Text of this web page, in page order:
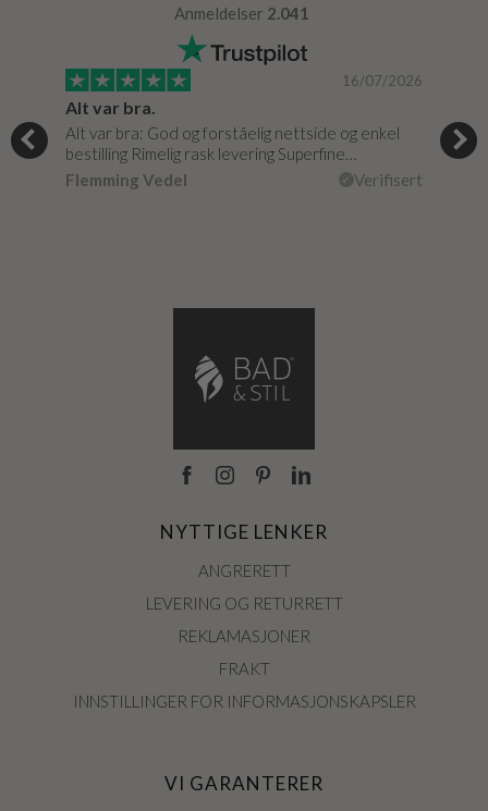
Anmeldelser 2.041
16/07/2026
Alt var bra.
Alt var bra: God og forståelig nettside og enkel
bestilling Rimelig rask levering Superfine…
Flemming Vedel
Verifisert
Jeg
fikk
NYTTIGE LENKER
ANGRERETT
LEVERING OG RETURRETT
REKLAMASJONER
FRAKT
INNSTILLINGER FOR INFORMASJONSKAPSLER
VI GARANTERER